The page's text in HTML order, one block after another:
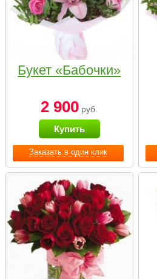
Заказать в один клик
Букет «Бабочки»
2 900 руб.
Купить